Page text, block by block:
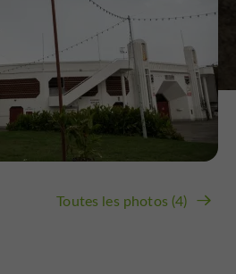
Toutes les photos (4)